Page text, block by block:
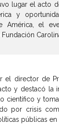
lugar el acto
y
América, el
Fundación
el director de
y destacó la
científico y
por crisis
públicas en